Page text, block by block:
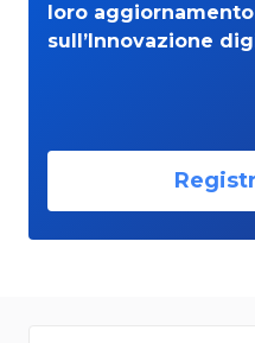
loro
sull’Innovazione